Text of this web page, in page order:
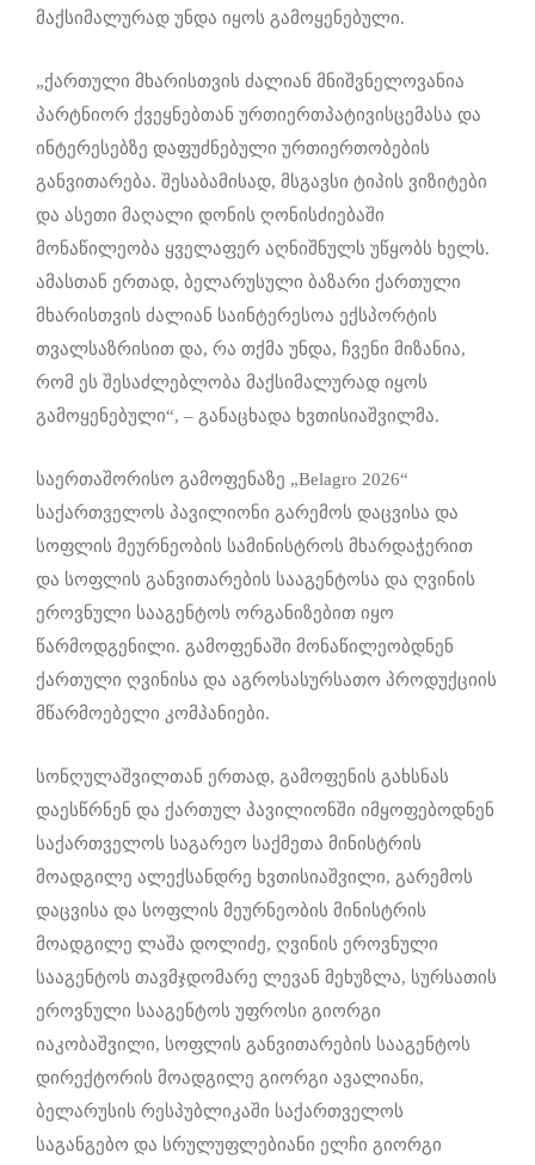
მაქსიმალურად უნდა იყოს გამოყენებული.
„ქართული მხარისთვის ძალიან მნიშვნელოვანია
პარტნიორ ქვეყნებთან ურთიერთპატივისცემასა და
ინტერესებზე დაფუძნებული ურთიერთობების
განვითარება. შესაბამისად, მსგავსი ტიპის ვიზიტები
და ასეთი მაღალი დონის ღონისძიებაში
მონაწილეობა ყველაფერ აღნიშნულს უწყობს ხელს.
ამასთან ერთად, ბელარუსული ბაზარი ქართული
მხარისთვის ძალიან საინტერესოა ექსპორტის
თვალსაზრისით და, რა თქმა უნდა, ჩვენი მიზანია,
რომ ეს შესაძლებლობა მაქსიმალურად იყოს
გამოყენებული“, – განაცხადა ხვთისიაშვილმა.
საერთაშორისო გამოფენაზე „Belagro 2026“
საქართველოს პავილიონი გარემოს დაცვისა და
სოფლის მეურნეობის სამინისტროს მხარდაჭერით
და სოფლის განვითარების სააგენტოსა და ღვინის
ეროვნული სააგენტოს ორგანიზებით იყო
წარმოდგენილი. გამოფენაში მონაწილეობდნენ
ქართული ღვინისა და აგროსასურსათო პროდუქციის
მწარმოებელი კომპანიები.
სონღულაშვილთან ერთად, გამოფენის გახსნას
დაესწრნენ და ქართულ პავილიონში იმყოფებოდნენ
საქართველოს საგარეო საქმეთა მინისტრის
მოადგილე ალექსანდრე ხვთისიაშვილი, გარემოს
დაცვისა და სოფლის მეურნეობის მინისტრის
მოადგილე ლაშა დოლიძე, ღვინის ეროვნული
სააგენტოს თავმჯდომარე ლევან მეხუზლა, სურსათის
ეროვნული სააგენტოს უფროსი გიორგი
იაკობაშვილი, სოფლის განვითარების სააგენტოს
დირექტორის მოადგილე გიორგი ავალიანი,
ბელარუსის რესპუბლიკაში საქართველოს
საგანგებო და სრულუფლებიანი ელჩი გიორგი